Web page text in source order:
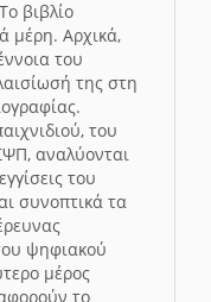
βιβλίο
μέρη. Αρχικά,
του
της στη
του
αναλύονται
του
συνοπτικά τα
ψηφιακού
μέρος
το